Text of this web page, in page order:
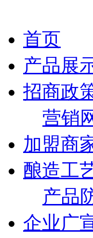
首页
产品展
招商政
营销
加盟商
酿造工
产品
企业广